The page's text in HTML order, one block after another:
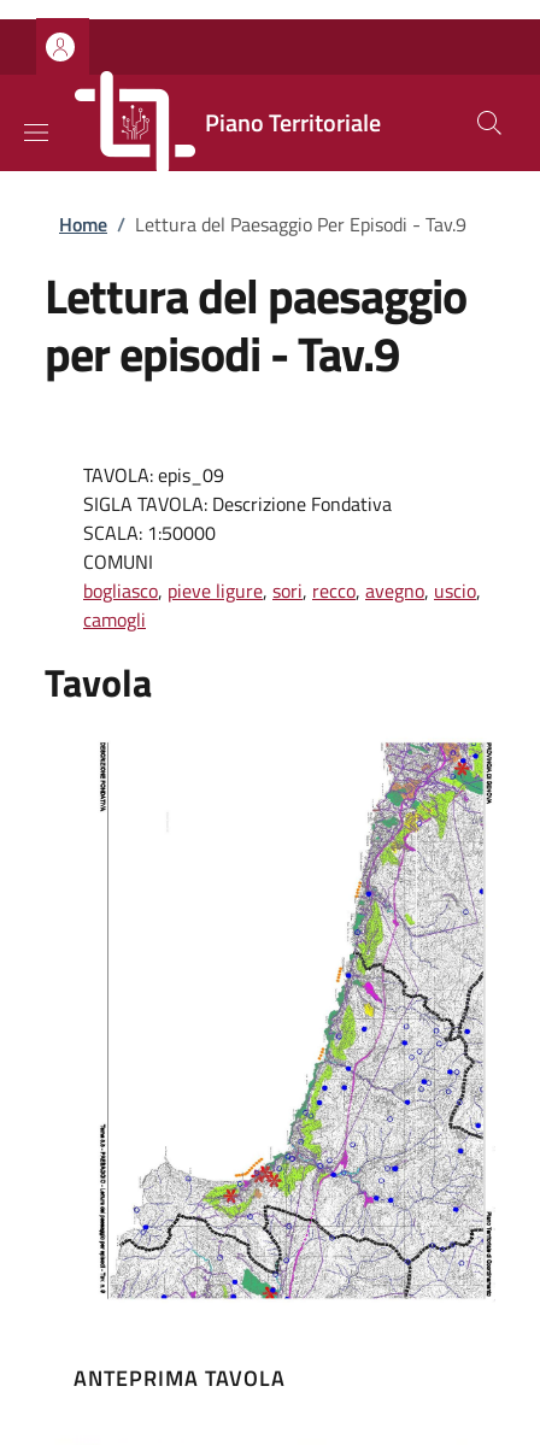
Salta al contenuto principale
Skip to footer content
Piano Territoriale
Briciole di pane
Home / Lettura del Paesaggio Per Episodi - Tav.9
Lettura del paesaggio
per episodi - Tav.9
TAVOLA: epis_09
SIGLA TAVOLA: Descrizione Fondativa
SCALA: 1:50000
COMUNI
bogliasco, pieve ligure, sori, recco, avegno, uscio,
camogli
Tavola
ANTEPRIMA TAVOLA